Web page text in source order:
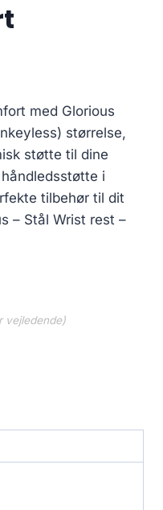
kr..
med Glorious
størrelse,
støtte til dine
i
tilbehør til dit
– Stål Wrist rest –
vejledende)